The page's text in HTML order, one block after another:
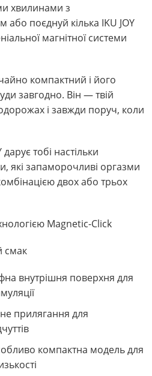
хвилинами з
або поєднуй кілька IKU JOY
магнітної системи
компактний і його
завгодно. Він — твій
і завжди поруч, коли
тобі настільки
які запаморочливі оргазми
двох або трьох
Magnetic-Click
смак
внутрішня поверхня для
прилягання для
компактна модель для